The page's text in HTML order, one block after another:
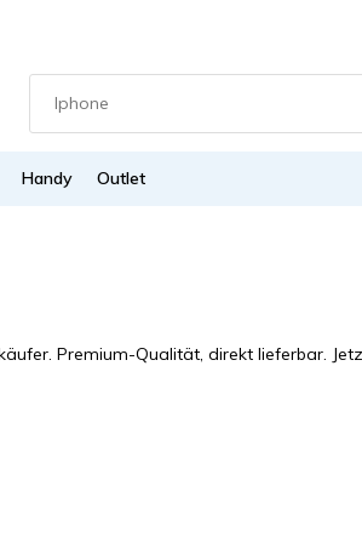
Handy Outlet
Premium-Qualität, direkt lieferbar.